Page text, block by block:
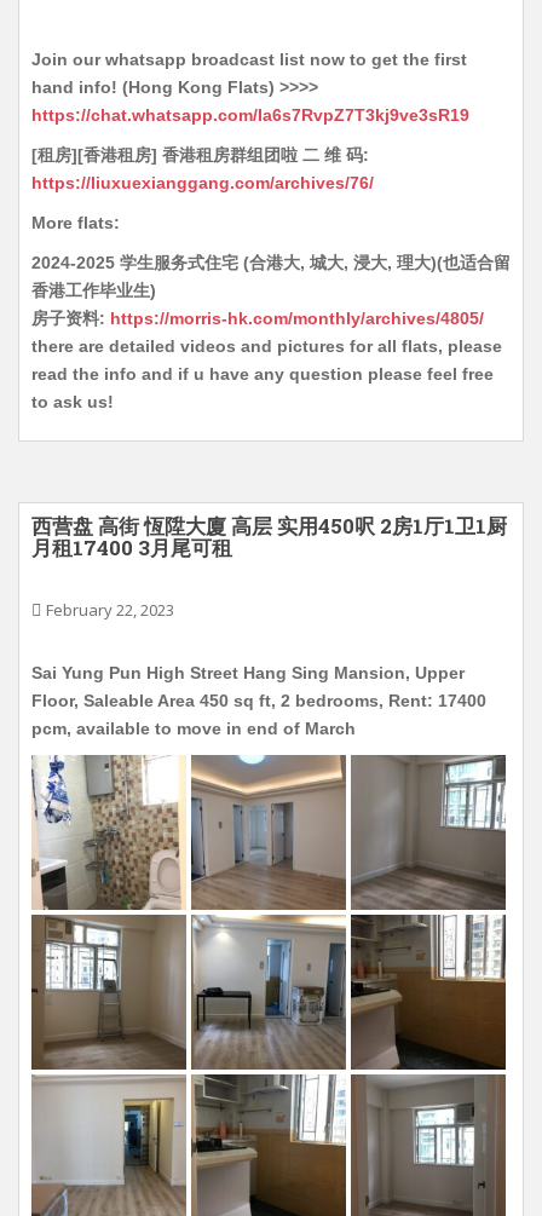
Join our whatsapp broadcast list now to get the first
hand info! (Hong Kong Flats) >>>>
https://chat.whatsapp.com/Ia6s7RvpZ7T3kj9ve3sR19
[租房][香港租房] 香港租房群组团啦 二 维 码:
https://liuxuexianggang.com/archives/76/
More flats:
2024-2025 学生服务式住宅 (合港大, 城大, 浸大, 理大)(也适合留
香港工作毕业生)
房子资料: https://morris-hk.com/monthly/archives/4805/
there are detailed videos and pictures for all flats, please
read the info and if u have any question please feel free
to ask us!
西营盘 高街 恆陞大廈 高层 实用450呎 2房1厅1卫1厨
月租17400 3月尾可租
February 22, 2023
Sai Yung Pun High Street Hang Sing Mansion, Upper
Floor, Saleable Area 450 sq ft, 2 bedrooms, Rent: 17400
pcm, available to move in end of March